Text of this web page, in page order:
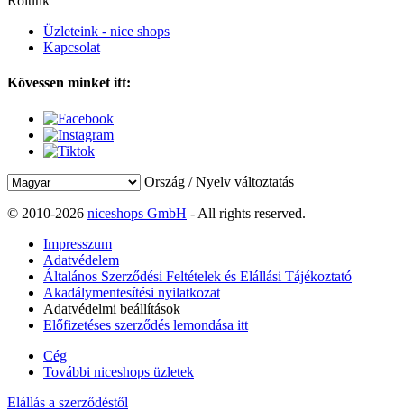
Üzleteink - nice shops
Kapcsolat
Kövessen minket itt:
Ország / Nyelv változtatás
© 2010-2026 niceshops GmbH - All rights reserved.
Impresszum
Adatvédelem
Általános Szerződési Feltételek és Elállási Tájékoztató
Akadálymentesítési nyilatkozat
Adatvédelmi beállítások
Előfizetéses szerződés lemondása itt
Cég
További niceshops üzletek
Elállás a szerződéstől